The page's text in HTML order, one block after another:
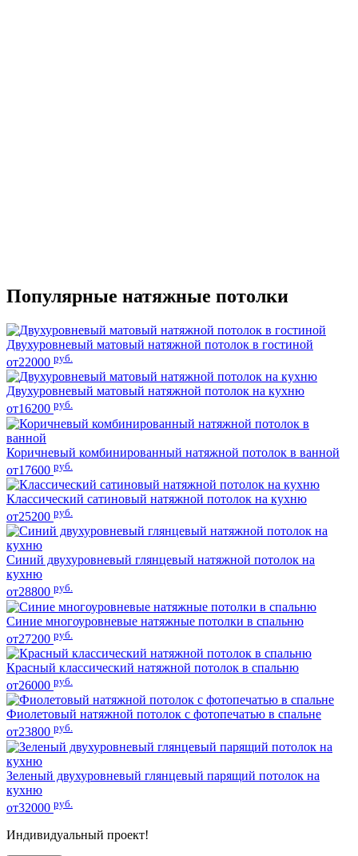
Популярные натяжные потолки
Двухуровневый матовый натяжной потолок в гостиной
от22000 руб.
Двухуровневый матовый натяжной потолок на кухню
от16200 руб.
Коричневый комбинированный натяжной потолок в ванной
от17600 руб.
Классический сатиновый натяжной потолок на кухню
от25200 руб.
Синий двухуровневый глянцевый натяжной потолок на
кухню
от28800 руб.
Синие многоуровневые натяжные потолки в спальню
от27200 руб.
Красный классический натяжной потолок в спальню
от26000 руб.
Фиолетовый натяжной потолок с фотопечатью в спальне
от23800 руб.
Зеленый двухуровневый глянцевый парящий потолок на
кухню
от32000 руб.
Индивидуальный проект!